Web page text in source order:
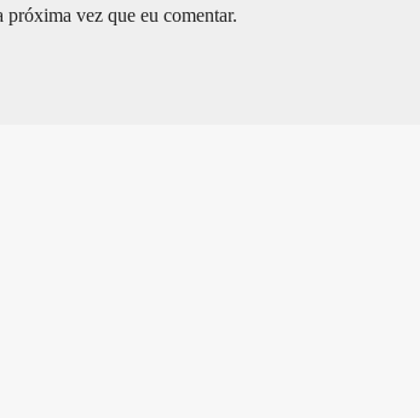
próxima vez que eu comentar.